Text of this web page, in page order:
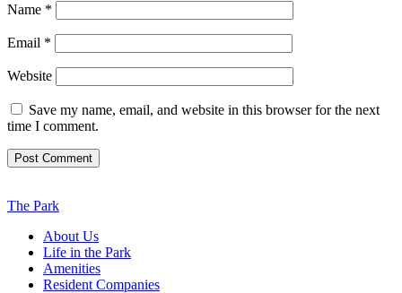
Name *
Email *
Website
Save my name, email, and website in this browser for the next
time I comment.
The Park
About Us
Life in the Park
Amenities
Resident Companies